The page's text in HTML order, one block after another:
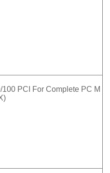
PCI For Complete PC M